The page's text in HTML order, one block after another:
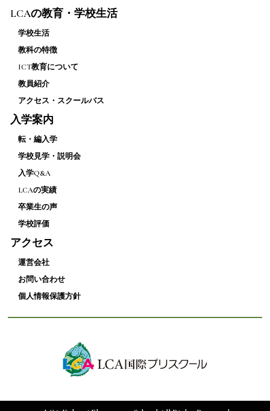
LCAの教育・学校生活
学校生活
教科の特徴
ICT教育について
教員紹介
アクセス・スクールバス
入学案内
転・編入学
学校見学・説明会
入学Q&A
LCAの実績
卒業生の声
学校評価
アクセス
運営会社
お問い合わせ
個人情報保護方針